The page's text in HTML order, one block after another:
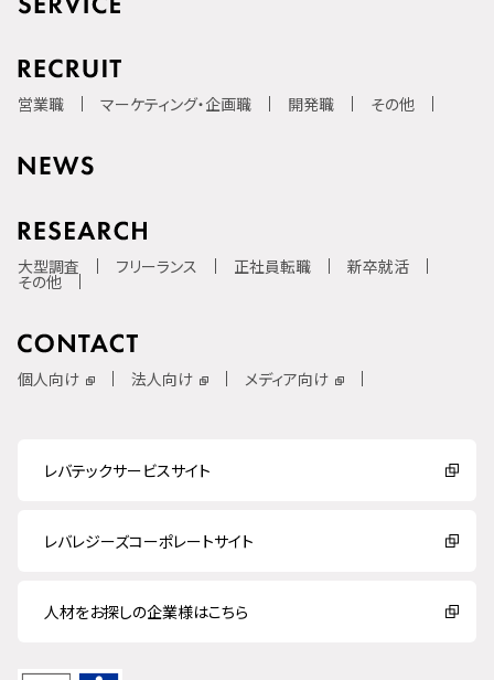
営業職 マーケティング・企画職 開発職 その他
大型調査 フリーランス 正社員転職 新卒就活
その他
個人向け 法人向け メディア向け
レバテックサービスサイト
レバレジーズコーポレートサイト
人材をお探しの企業様はこちら